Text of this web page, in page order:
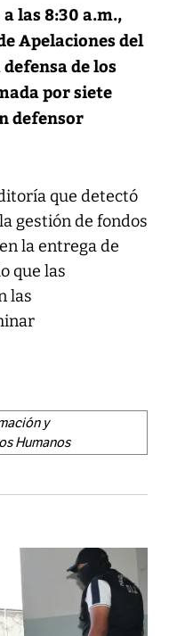
las 8:30 a.m.,
Apelaciones del
de los
por siete
defensor
que detectó
gestión de fondos
la entrega de
que las
las
y
Humanos